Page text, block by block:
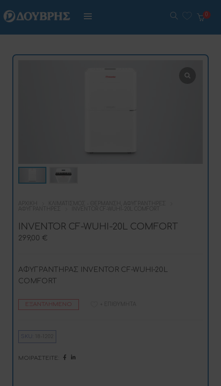
ΑΡΧΙΚΉ
ΚΛΙΜΑΤΙΣΜΌΣ - ΘΈΡΜΑΝΣΗ, ΑΦΥΓΡΑΝΤΉΡΕΣ
ΑΦΥΓΡΑΝΤΉΡΕΣ
INVENTOR CF-WUHI-20L COMFORT
INVENTOR CF-WUHI-20L COMFORT
299,00 €
ΑΦΥΓΡΑΝΤΗΡΑΣ INVENTOR CF-WUHI-20L
COMFORT
ΕΞΑΝΤΛΗΜΈΝΟ + ΕΠΙΘΥΜΗΤΆ
SKU:
ΜΟΙΡΑΣΤΕΊΤΕ: